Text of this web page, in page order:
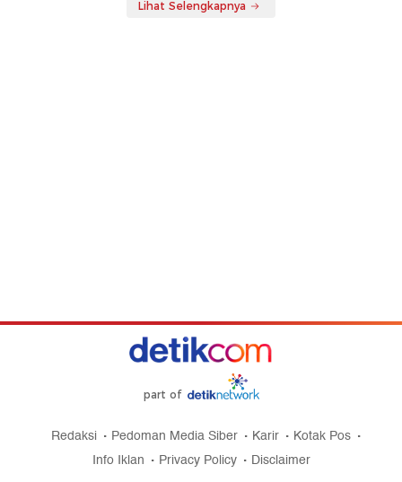
Lihat Selengkapnya
part of
Redaksi Pedoman Media Siber Karir
Kotak Pos
Info Iklan
Privacy Policy Disclaimer